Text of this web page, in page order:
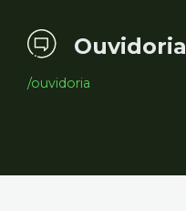
Ouvidoria
/ouvidoria